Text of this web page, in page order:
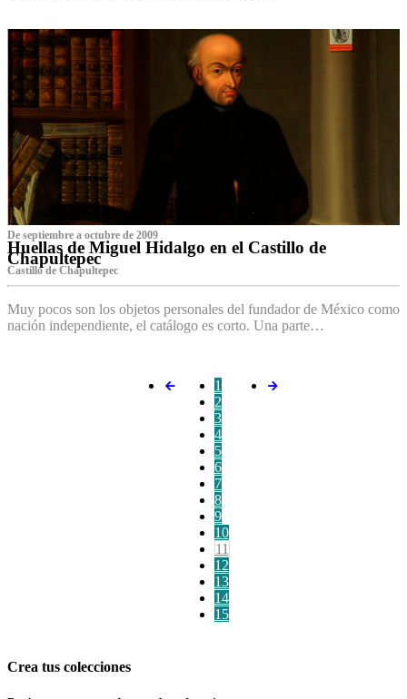
De septiembre a octubre de 2009
Huellas de Miguel Hidalgo en el Castillo de
Chapultepec
Castillo de Chapultepec
Muy pocos son los objetos personales del fundador de México como
nación independiente, el catálogo es corto. Una parte…
1
2
3
4
5
6
7
8
9
10
11
12
13
14
15
Crea tus colecciones